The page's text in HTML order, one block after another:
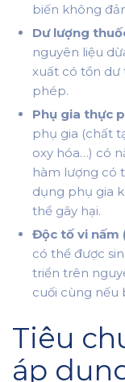
biến không
Dư lượng
nguyên liệu
xuất có tồn dư
phép.
Phụ gia thực
phụ gia (chất
oxy hóa…) có
hàm lượng có
dụng phụ gia
thể gây hại.
Độc tố vi nấm
có thể được
triển trên
cuối cùng nếu
Tiêu
áp